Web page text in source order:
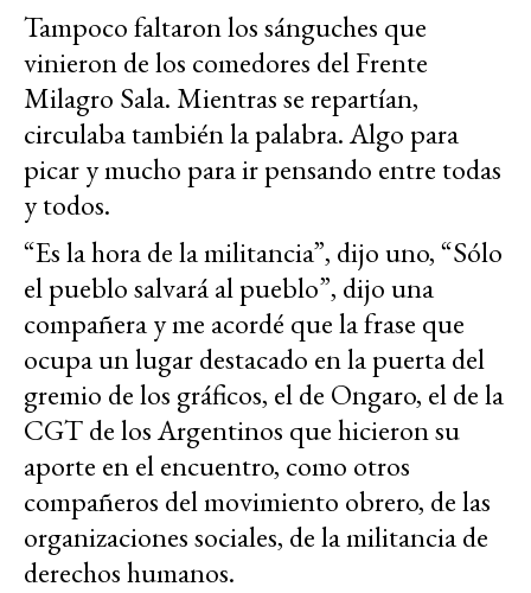
Tampoco faltaron los sánguches que
vinieron de los comedores del Frente
Milagro Sala. Mientras se repartían,
circulaba también la palabra. Algo para
picar y mucho para ir pensando entre todas
y todos.
“Es la hora de la militancia”, dijo uno, “Sólo
el pueblo salvará al pueblo”, dijo una
compañera y me acordé que la frase que
ocupa un lugar destacado en la puerta del
gremio de los gráficos, el de Ongaro, el de la
CGT de los Argentinos que hicieron su
aporte en el encuentro, como otros
compañeros del movimiento obrero, de las
organizaciones sociales, de la militancia de
derechos humanos.